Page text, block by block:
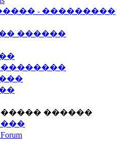
- ���������
������
������